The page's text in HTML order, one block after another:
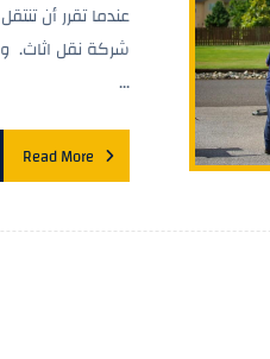
عندما تقرر أن
شركة نقل اثاث.
...
Read More